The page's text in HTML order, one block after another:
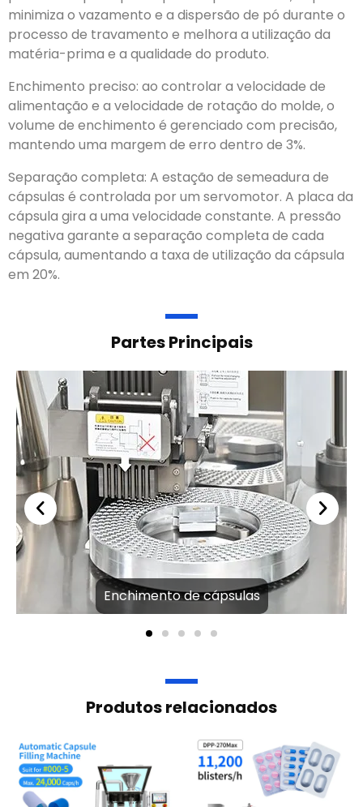
minimiza o vazamento e a dispersão de pó durante o
processo de travamento e melhora a utilização da
matéria-prima e a qualidade do produto.
Enchimento preciso: ao controlar a velocidade de
alimentação e a velocidade de rotação do molde, o
volume de enchimento é gerenciado com precisão,
mantendo uma margem de erro dentro de 3%.
Separação completa: A estação de semeadura de
cápsulas é controlada por um servomotor. A placa da
cápsula gira a uma velocidade constante. A pressão
negativa garante a separação completa de cada
cápsula, aumentando a taxa de utilização da cápsula
em 20%.
Partes Principais
Enchimento de cápsulas
Produtos relacionados